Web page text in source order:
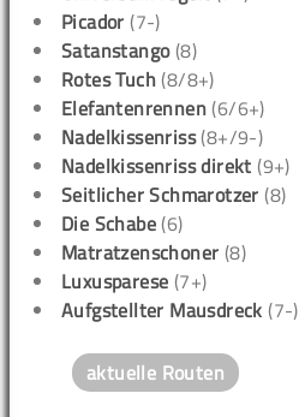
Picador (7-)
Satanstango(8)
Rotes Tuch (8/8+)
Elefantenrennen (6/6+)
Nadelkissenriss(8+/9-)
Nadelkissenriss direkt (9+)
Seitlicher Schmarotzer (8)
Die Schabe (6)
Matratzenschoner (8)
Luxusparese (7+)
Aufgstellter Mausdreck (7-)
aktuelle Routen